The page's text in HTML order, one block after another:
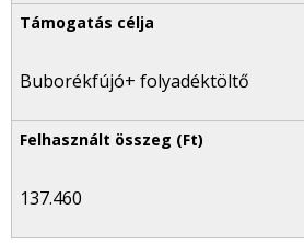
Buborékfújó+ folyadéktöltő
137.460